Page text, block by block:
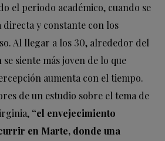
el periodo académico, cuando se
y constante con los
Al llegar a los 30, alrededor del
siente más joven de lo que
aumenta con el tiempo.
de un estudio sobre el tema de
“el envejecimiento
en Marte, donde una